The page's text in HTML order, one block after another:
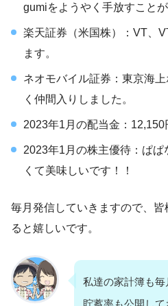
gumiをようやく手放すことが
楽天証券（米国株）：VT、
ます。
ネオモバイル証券：東京海
く仲間入りしました。
2023年1月の配当金：12,150
2023年1月の株主優待：ぱ
くて美味しいです！！
毎月発信していきますので、
ると嬉しいです。
私達の家計簿も毎
貯蓄率も公開し